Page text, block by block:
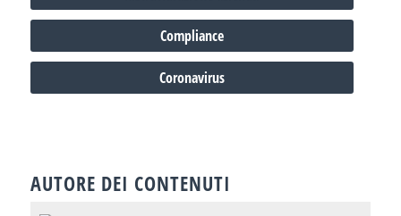
Compliance
Coronavirus
AUTORE DEI CONTENUTI